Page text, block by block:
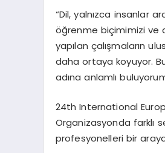
“Dil, yalnızca insanlar
öğrenme biçimimizi ve
yapılan çalışmaların
daha ortaya koyuyor.
adına anlamlı
24th International
Organizasyonda farklı
profesyonelleri bir